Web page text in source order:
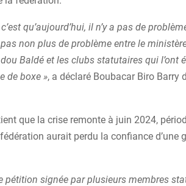
qu’aujourd’hui, il n’y a pas de
non plus de problème entre le
Baldé et les clubs statutaires qui l’ont
de boxe », a déclaré Boubacar Biro Barry
que la crise remonte à juin 2024,
aurait perdu la confiance d’une
pétition signée par plusieurs membres